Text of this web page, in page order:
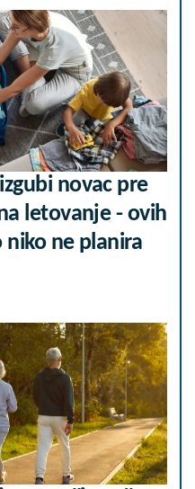
novac pre
letovanje - ovih
niko ne planira